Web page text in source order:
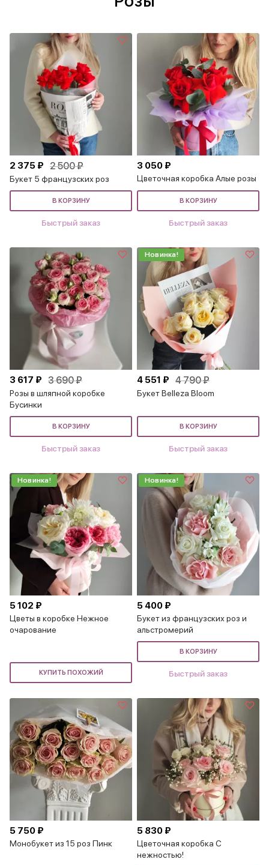
2 375 ₽ 2 500 ₽
Букет 5 французских роз
В КОРЗИНУ
Быстрый заказ
3 050 ₽
Цветочная коробка Алые розы
В КОРЗИНУ
Быстрый заказ
3 617 ₽ 3 690 ₽
Розы в шляпной коробке
Бусинки
В КОРЗИНУ
Быстрый заказ
Новинка!
4 551 ₽ 4 790 ₽
Букет Belleza Bloom
В КОРЗИНУ
Быстрый заказ
Новинка!
5 102 ₽
Цветы в коробке Нежное
очарование
КУПИТЬ ПОХОЖИЙ
Новинка!
5 400 ₽
Букет из французских роз и
альстромерий
В КОРЗИНУ
Быстрый заказ
5 750 ₽
Монобукет из 15 роз Пинк
5 830 ₽
Цветочная коробка С
нежностью!